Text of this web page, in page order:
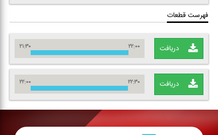
فهرست قطعات
دریافت ۲۱:۳۰ ۲۲:۰۰
دریافت ۲۲:۰۰ ۲۲:۳۰